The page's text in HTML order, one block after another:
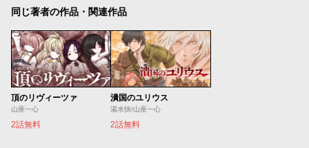
同じ著者の作品・関連作品
頂のリヴィーツァ
山座一心
2話無料
潰国のユリウス
湯水快/山座一心
2話無料